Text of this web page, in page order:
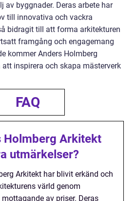
av byggnader. Deras arbete har
till innovativa och vackra
bidragit till att forma arkitekturen
framgång och engagemang
kommer Anders Holmberg
inspirera och skapa mästerverk
FAQ
Holmberg Arkitekt
utmärkelser?
Arkitekt har blivit erkänd och
värld genom
av priser. Deras